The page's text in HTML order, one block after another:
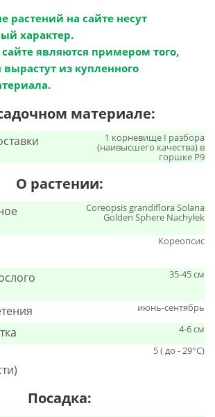
растений на сайте несут
характер.
являются примером того,
вырастут из купленного
материале:
1 корневище I разбора
(наивысшего качества) в
горшке Р9
О растении:
Coreopsis grandiflora Solana
Golden Sphere Nachyłek
Кореопсис
35-45 см
июнь-сентябрь
4-6 см
5 ( до - 29°С)
Посадка: